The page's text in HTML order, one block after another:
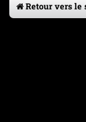
Retour vers le